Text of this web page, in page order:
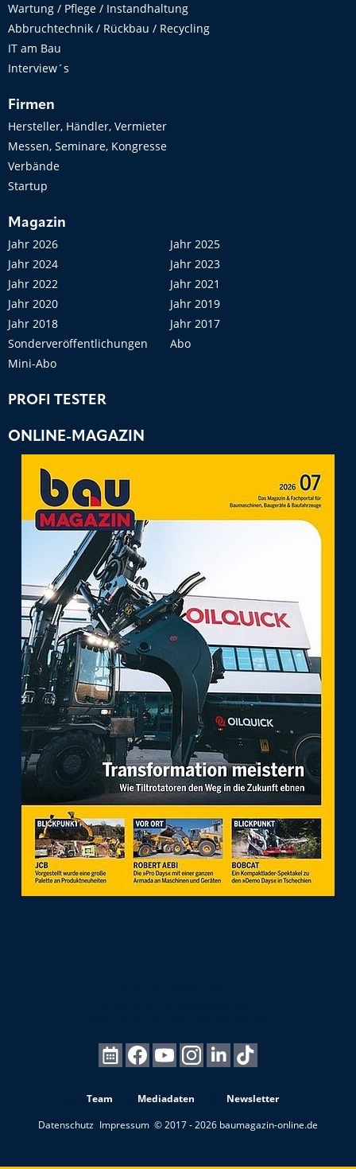
Wartung / Pflege / Instandhaltung
Abbruchtechnik / Rückbau / Recycling
IT am Bau
Interview´s
Firmen
Hersteller, Händler, Vermieter
Messen, Seminare, Kongresse
Verbände
Startup
Magazin
Jahr 2026
Jahr 2025
Jahr 2024
Jahr 2023
Jahr 2022
Jahr 2021
Jahr 2020
Jahr 2019
Jahr 2018
Jahr 2017
Sonderveröffentlichungen
Abo
Mini-Abo
PROFI TESTER
ONLINE-MAGAZIN
Team Mediadaten
Newsletter
Datenschutz Impressum © 2017 - 2026 baumagazin-online.de